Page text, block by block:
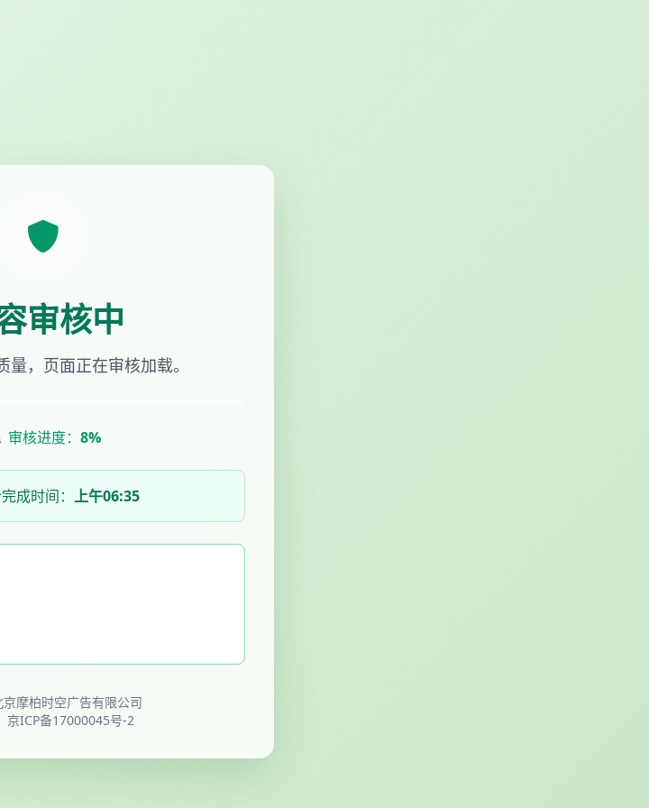
审核中
量，页面正在审核加载。
审核进度： 8%
成时间： 上午06:35
摩柏时空广告有限公司
京ICP备17000045号-2